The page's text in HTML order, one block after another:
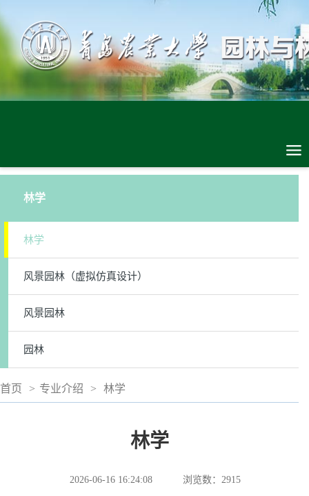
林学
林学
风景园林（虚拟仿真设计）
风景园林
园林
首页 > 专业介绍 > 林学
林学
2026-06-16 16:24:08 浏览数： 2915